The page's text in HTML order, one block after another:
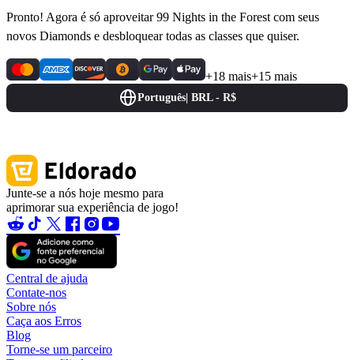
Pronto! Agora é só aproveitar 99 Nights in the Forest com seus
novos Diamonds e desbloquear todas as classes que quiser.
+18 mais+15 mais
Português| BRL - R$
Junte-se a nós hoje mesmo para
aprimorar sua experiência de jogo!
Central de ajuda
Contate-nos
Sobre nós
Caça aos Erros
Blog
Torne-se um parceiro